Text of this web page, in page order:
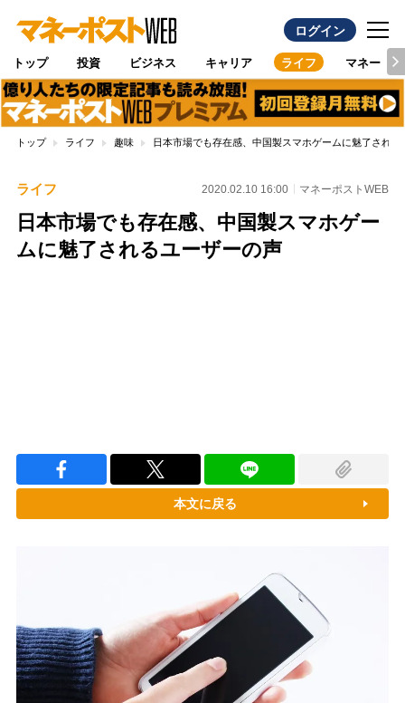
ログイン
トップ 投資 ビジネス キャリア ライフ マネー
トップ ライフ 趣味 日本市場でも存在感、中国製スマホゲームに魅了される
ライフ 2020.02.10 16:00 マネーポストWEB
日本市場でも存在感、中国製スマホゲー
ムに魅了されるユーザーの声
本文に戻る